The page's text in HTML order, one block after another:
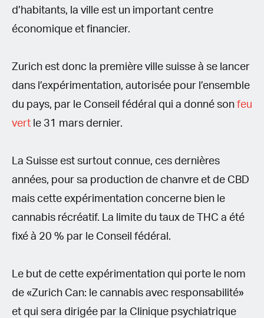
d’habitants, la ville est un important centre
économique et financier.
Zurich est donc la première ville suisse à se lancer
dans l’expérimentation, autorisée pour l’ensemble
du pays, par le Conseil fédéral qui a donné son feu
vert le 31 mars dernier.
La Suisse est surtout connue, ces dernières
années, pour sa production de chanvre et de CBD
mais cette expérimentation concerne bien le
cannabis récréatif. La limite du taux de THC a été
fixé à 20 % par le Conseil fédéral.
Le but de cette expérimentation qui porte le nom
de «Zurich Can: le cannabis avec responsabilité»
et qui sera dirigée par la Clinique psychiatrique